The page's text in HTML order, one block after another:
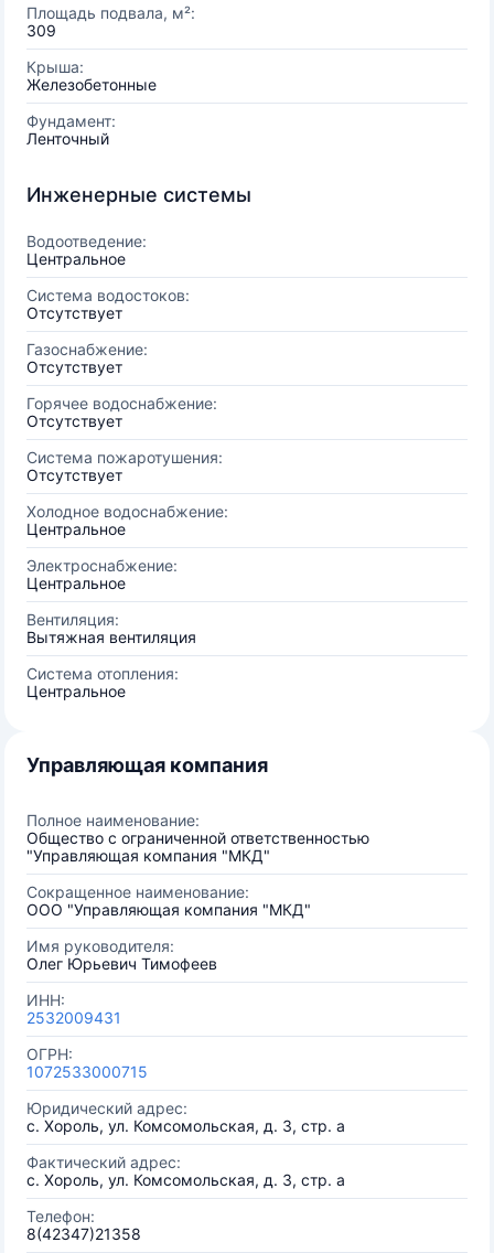
Площадь подвала, м²:
309
Крыша:
Железобетонные
Фундамент:
Ленточный
Инженерные системы
Водоотведение:
Центральное
Система водостоков:
Отсутствует
Газоснабжение:
Отсутствует
Горячее водоснабжение:
Отсутствует
Система пожаротушения:
Отсутствует
Холодное водоснабжение:
Центральное
Электроснабжение:
Центральное
Вентиляция:
Вытяжная вентиляция
Система отопления:
Центральное
Управляющая компания
Полное наименование:
Общество с ограниченной ответственностью
"Управляющая компания "МКД"
Сокращенное наименование:
ООО "Управляющая компания "МКД"
Имя руководителя:
Олег Юрьевич Тимофеев
ИНН:
2532009431
ОГРН:
1072533000715
Юридический адрес:
с. Хороль, ул. Комсомольская, д. 3, стр. а
Фактический адрес:
с. Хороль, ул. Комсомольская, д. 3, стр. а
Телефон:
8(42347)21358